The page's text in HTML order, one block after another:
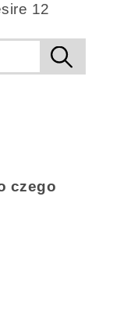
12
czego